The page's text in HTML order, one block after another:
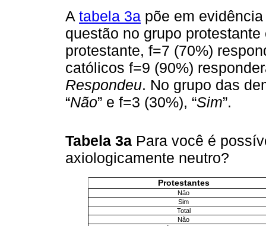
A tabela 3a põe em
questão no grupo
protestante, f=7 (70%)
católicos f=9 (90%)
Respondeu. No grupo das
“Não” e f=3 (30%), “Sim”.
Tabela 3a Para você é
axiologicamente neutro?
Protestantes
Não
Sim
Total
Não